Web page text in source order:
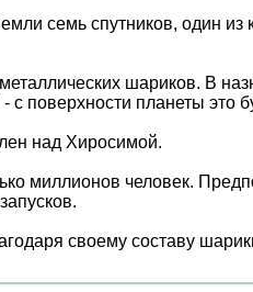
семь спутников, один из
шариков. В
планеты это
над Хиросимой.
миллионов человек.
своему составу